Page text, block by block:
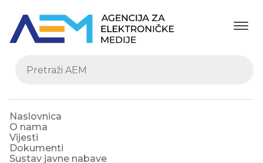
Naslovnica
O nama
Vijesti
Dokumenti
Sustav javne nabave